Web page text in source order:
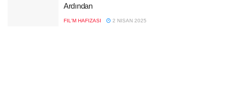
Ardından
FIL'M HAFIZASI 2 NISAN 2025